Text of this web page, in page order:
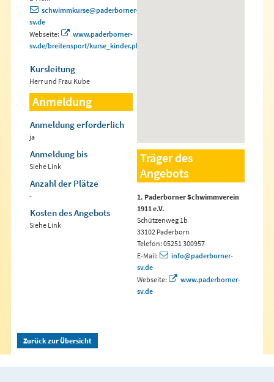
schwimmkurse@paderborner-
sv.de
Webseite:
www.paderborner-
sv.de/breitensport/kurse_kinder.php
Kursleitung
Herr und Frau Kube
Anmeldung
Anmeldung erforderlich
ja
Anmeldung bis
Siehe Link
Anzahl der Plätze
-
Kosten des Angebots
Siehe Link
Träger des
Angebots
1. Paderborner Schwimmverein
1911 e.V.
Schützenweg 1b
33102 Paderborn
Telefon: 05251 300957
E-Mail:
info@paderborner-
sv.de
Webseite:
www.paderborner-
sv.de
Zurück zur Übersicht